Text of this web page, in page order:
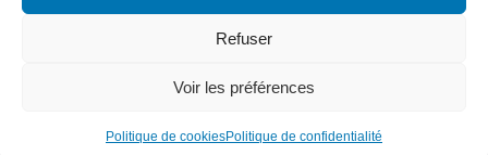
Refuser
Voir les préférences
Politique de cookiesPolitique de confidentialité
COPYRIGHT © 2026 IROISE FAMILY | TOUS DROITS RÉSERVÉS
FAIT AVEC ❤︎ PARMYNDI